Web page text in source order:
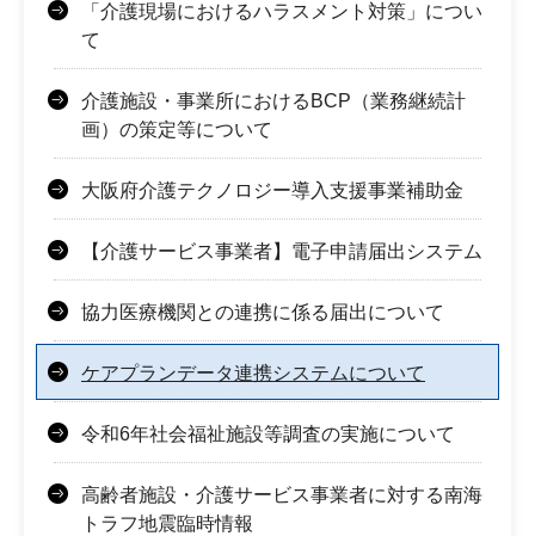
「介護現場におけるハラスメント対策」につい
て
介護施設・事業所におけるBCP（業務継続計
画）の策定等について
大阪府介護テクノロジー導入支援事業補助金
【介護サービス事業者】電子申請届出システム
協力医療機関との連携に係る届出について
ケアプランデータ連携システムについて
令和6年社会福祉施設等調査の実施について
高齢者施設・介護サービス事業者に対する南海
トラフ地震臨時情報